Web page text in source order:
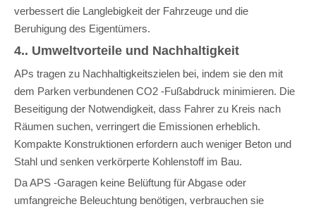
verbessert die Langlebigkeit der Fahrzeuge und die
Beruhigung des Eigentümers.
4.. Umweltvorteile und Nachhaltigkeit
APs tragen zu Nachhaltigkeitszielen bei, indem sie den mit
dem Parken verbundenen CO2 -Fußabdruck minimieren. Die
Beseitigung der Notwendigkeit, dass Fahrer zu Kreis nach
Räumen suchen, verringert die Emissionen erheblich.
Kompakte Konstruktionen erfordern auch weniger Beton und
Stahl und senken verkörperte Kohlenstoff im Bau.
Da APS -Garagen keine Belüftung für Abgase oder
umfangreiche Beleuchtung benötigen, verbrauchen sie